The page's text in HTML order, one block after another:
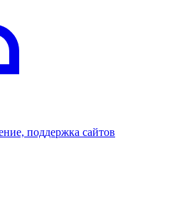
поддержка сайтов